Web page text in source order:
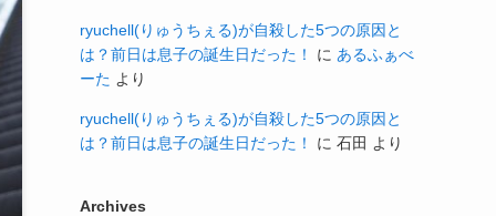
ryuchell(りゅうちぇる)が自殺した5つの原因と
は？前日は息子の誕生日だった！
に あるふぁべ
ーた より
ryuchell(りゅうちぇる)が自殺した5つの原因と
は？前日は息子の誕生日だった！
に 石田 より
Archives